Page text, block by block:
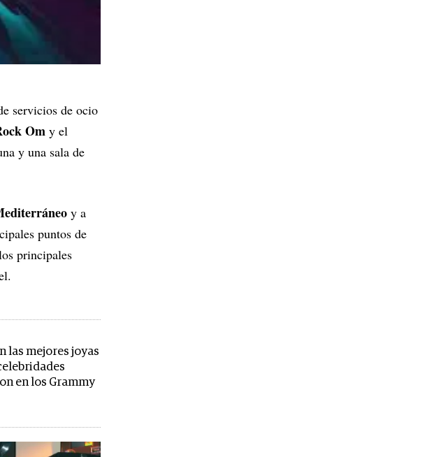
servicios de ocio
Om y el
y una sala de
y a
puntos de
principales
las mejores joyas
en los Grammy